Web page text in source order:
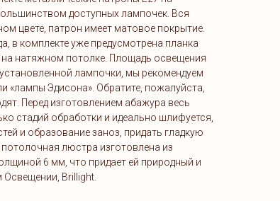
доступных лампочек. Вся
цвете, патрон имеет матовое покрытие.
в комплекте уже предусмотрена планка
натяжном потолке. Площадь освещения
лампочки, мы рекомендуем
«лампы Эдисона». Обратите, пожалуйста,
Перед изготовлением абажура весь
стадий обработки и идеально шлифуется,
и образование заноз, придать гладкую
люстра изготовлена из
6 мм, что придает ей природный и
Brillight.